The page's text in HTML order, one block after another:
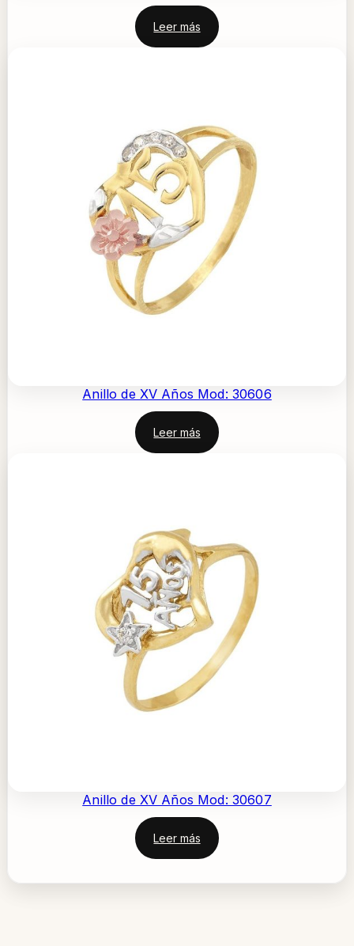
Leer más
Anillo de XV Años Mod: 30606
Leer más
Anillo de XV Años Mod: 30607
Leer más